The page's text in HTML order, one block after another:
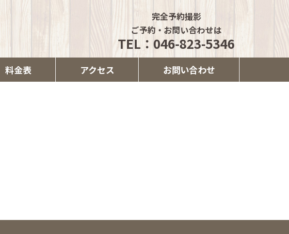
完全予約撮影
ご予約・お問い合わせは
TEL：046-823-5346
料金表 アクセス お問い合わせ